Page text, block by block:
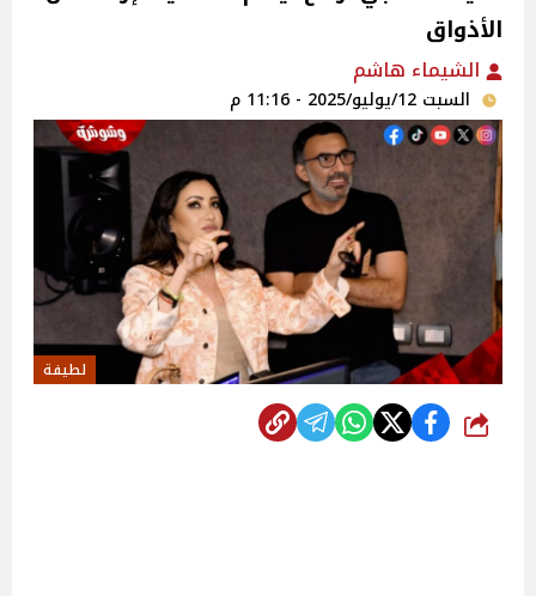
الأذواق
الشيماء هاشم
السبت 12/يوليو/2025 - 11:16 م
لطيفة
شارك